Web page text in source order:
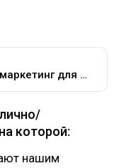
Отзыв Быстрые Клиенты - маркетинг для туристического агентства
которой:
нашим